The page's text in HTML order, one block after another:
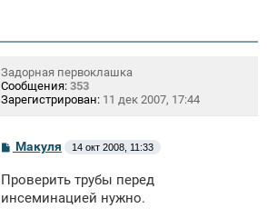
Задорная первоклашка
Сообщения: 353
Зарегистрирован: 11 дек 2007, 17:44
С
о
б
щ
Макуля 14 окт 2008, 11:33
Проверить трубы перед
инсеминацией нужно.